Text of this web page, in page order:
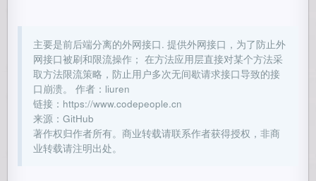
主要是前后端分离的外网接口. 提供外网接口，为了防止外
网接口被刷和限流操作； 在方法应用层直接对某个方法采
取方法限流策略，防止用户多次无间歇请求接口导致的接
口崩溃。 作者：liuren
链接：https://www.codepeople.cn
来源：GitHub
著作权归作者所有。商业转载请联系作者获得授权，非商
业转载请注明出处。